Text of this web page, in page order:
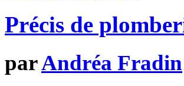
Précis de
parAndréa Fradin